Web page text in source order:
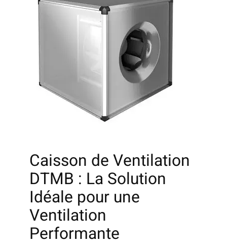
Caisson de Ventilation
DTMB : La Solution
Idéale pour une
Ventilation
Performante